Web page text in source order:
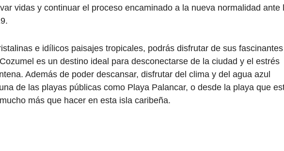
vidas y continuar el proceso encaminado a la nueva normalidad ante
e idílicos paisajes tropicales, podrás disfrutar de sus fascinantes
es un destino ideal para desconectarse de la ciudad y el estrés
Además de poder descansar, disfrutar del clima y del agua azul
de las playas públicas como Playa Palancar, o desde la playa que
más que hacer en esta isla caribeña.